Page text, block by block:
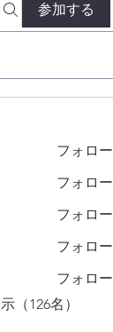
参加する
フォロー
フォロー
フォロー
フォロー
フォロー
（126名）